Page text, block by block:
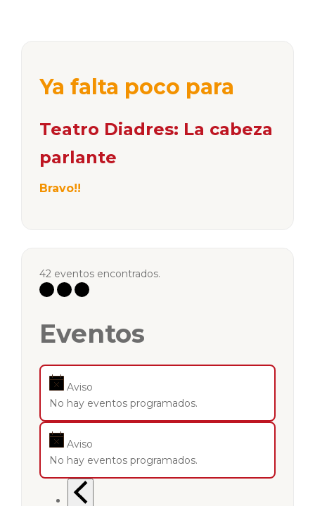
Ya falta poco para
Teatro Diadres: La cabeza
parlante
Bravo!!
42 eventos encontrados.
Eventos
Aviso
No hay eventos programados.
Aviso
No hay eventos programados.